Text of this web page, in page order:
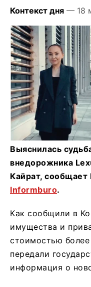
Контекст дня — 18
Выяснилась
внедорожника
Кайрат, сообщает
Informburo.
Как сообщили в
имущества и
стоимостью более
передали
информация о